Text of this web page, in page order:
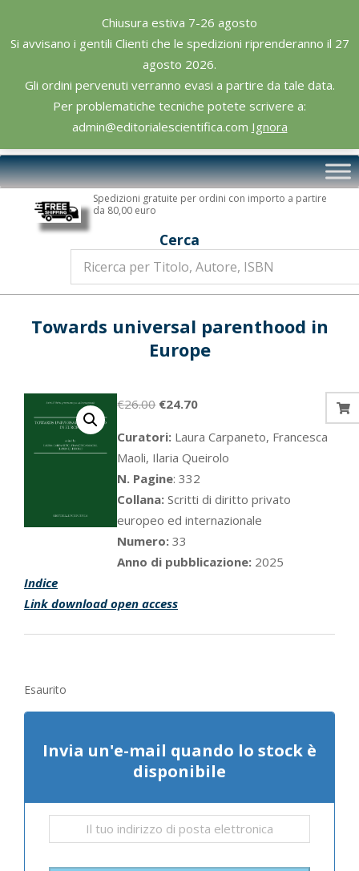
Chiusura estiva 7-26 agosto
Si avvisano i gentili Clienti che le spedizioni riprenderanno il 27
agosto 2026.
Gli ordini pervenuti verranno evasi a partire da tale data.
Per problematiche tecniche potete scrivere a:
admin@editorialescientifica.com Ignora
content
Editoriale
Scientifica
Primary
Navigation
Spedizioni gratuite per ordini con importo a partire
da 80,00 euro
Cerca
Towards universal parenthood in
Europe
€26.00 Il
originale
era:
€26.00.
€24.70Il
attuale
è:
€24.70.
Curatori: Laura Carpaneto, Francesca
Maoli, Ilaria Queirolo
N. Pagine: 332
Collana: Scritti di diritto privato
europeo ed internazionale
Numero: 33
Anno di pubblicazione: 2025
Indice
Link download open access
Esaurito
Invia un'e-mail quando lo stock è
disponibile